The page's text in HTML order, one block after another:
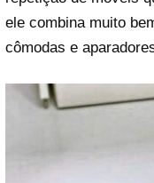
ele combina muito
cômodas e